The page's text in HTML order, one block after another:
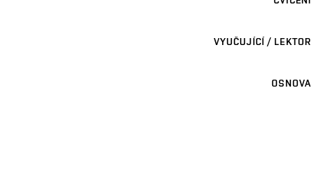
VYUČUJÍCÍ / LEKTOR
OSNOVA